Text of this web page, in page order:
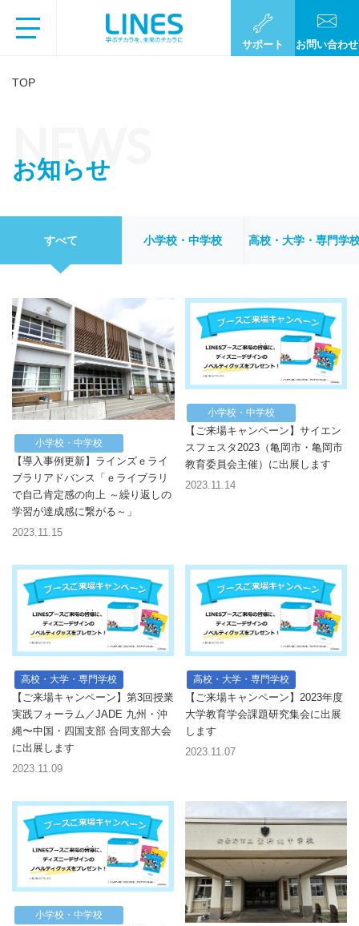
サポート お問い合わせ
TOP
NEWS
お知らせ
すべて 小学校・中学校 高校・大学・専門学
小学校・中学校
【導入事例更新】ラインズｅライ
ブラリアドバンス「ｅライブラリ
で自己肯定感の向上 ～繰り返しの
学習が達成感に繋がる～」
2023.11.15
小学校・中学校
【ご来場キャンペーン】サイエン
スフェスタ2023（亀岡市・亀岡市
教育委員会主催）に出展します
2023.11.14
高校・大学・専門学校
【ご来場キャンペーン】第3回授業
実践フォーラム／JADE 九州・沖
縄〜中国・四国支部 合同支部大会
に出展します
2023.11.09
高校・大学・専門学校
【ご来場キャンペーン】2023年度
大学教育学会課題研究集会に出展
します
2023.11.07
小学校・中学校